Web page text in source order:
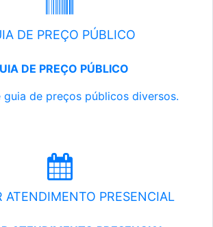
DE PREÇO PÚBLICO
DE PREÇO PÚBLICO
guia de preços públicos diversos.
ATENDIMENTO PRESENCIAL